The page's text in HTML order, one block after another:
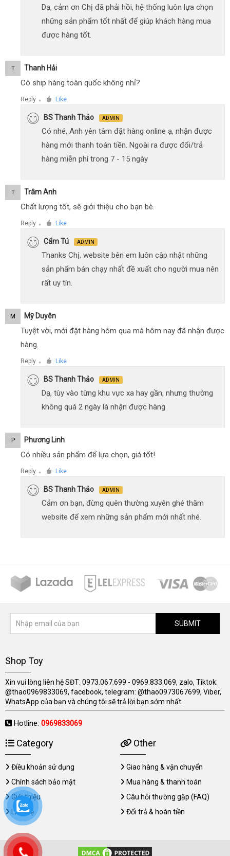
Dạ, cảm ơn Chị đã phải hồi, hệ thống luôn lựa chọn
những sản phẩm tốt nhất để giúp khách hàng mua
được hàng tốt.
T Thanh Hải
Có ship hàng toàn quốc không nhỉ?
Reply ● Like
BS Thanh Thảo ADMIN
Có nhé, Anh yên tâm đặt hàng online ạ, nhận được
hàng mới thanh toán tiền. Ngoài ra được đổi/trả
hàng miễn phí trong 7 - 15 ngày
T Trâm Anh
Chất lượng tốt, sẽ giới thiệu cho bạn bè.
Reply ● Like
Cẩm Tú ADMIN
Thanks Chị, website bên em luôn cập nhật những
sản phẩm bán chạy nhất đề xuất cho người mua nên
rất uy tín.
M Mỹ Duyên
Tuyệt vời, mới đặt hàng hôm qua mà hôm nay đã nhận được
hàng.
Reply ● Like
BS Thanh Thảo ADMIN
Dạ, tùy vào từng khu vực xa hay gần, nhưng thường
không quá 2 ngày là nhận được hàng
P Phương Linh
Có nhiều sản phẩm để lựa chọn, giá tốt!
Reply ● Like
BS Thanh Thảo ADMIN
Cảm ơn bạn, đừng quên thường xuyên ghé thăm
website để xem những sản phẩm mới nhất nhé.
SUBMIT
Shop Toy
Xin vui lòng liên hệ SĐT: 0973.067.699 - 0969.833.069, zalo, Tiktok:
@thao0969833069, facebook, telegram: @thao0973067699, Viber,
WhatsApp của bạn và chúng tôi sẽ trả lời bạn sớm nhất.
Hotline: 0969833069
Category
Điều khoản sử dụng
Chính sách bảo mật
Giới thiệu
Liên hệ
Other
Giao hàng & vận chuyển
Mua hàng & thanh toán
Câu hỏi thường gặp (FAQ)
Đổi trả & hoàn tiền